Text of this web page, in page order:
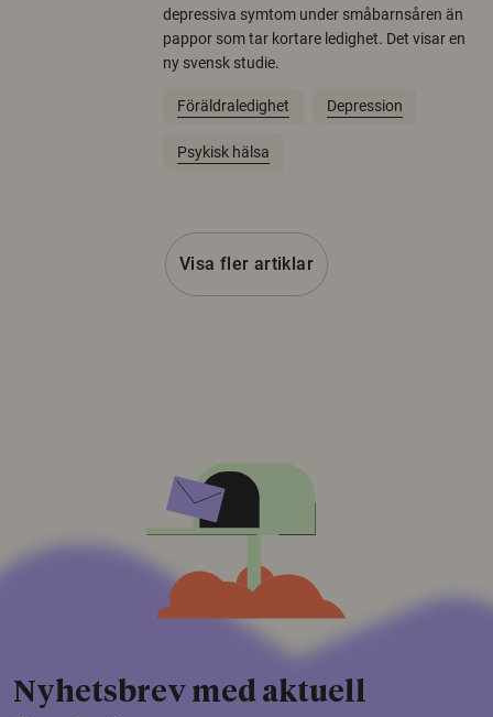
depressiva symtom under småbarnsåren än
pappor som tar kortare ledighet. Det visar en
ny svensk studie.
Föräldraledighet Depression
Psykisk hälsa
Visa fler artiklar
Nyhetsbrev med aktuell